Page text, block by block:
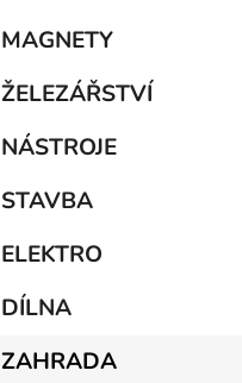
MAGNETY
ŽELEZÁŘSTVÍ
NÁSTROJE
STAVBA
ELEKTRO
DÍLNA
ZAHRADA